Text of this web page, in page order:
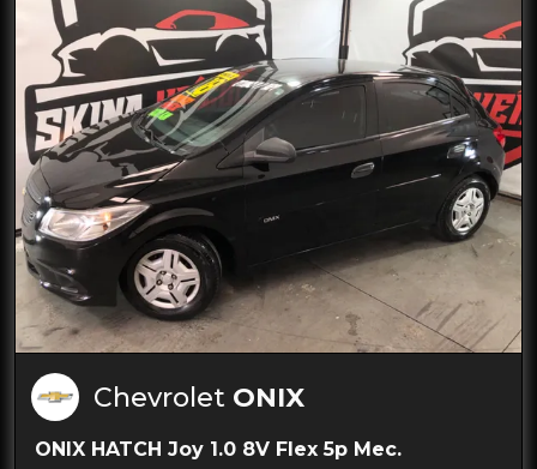
Chevrolet ONIX
ONIX HATCH Joy 1.0 8V Flex 5p Mec.